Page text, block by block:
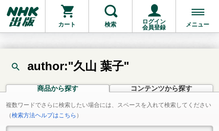
カート 検索
ログイン
会員登録
メニュー
author:"久山 葉子"
商品から探す コンテンツから探す
複数ワードでさらに検索したい場合には、スペースを入れて検索してください
（検索方法ヘルプはこちら ）